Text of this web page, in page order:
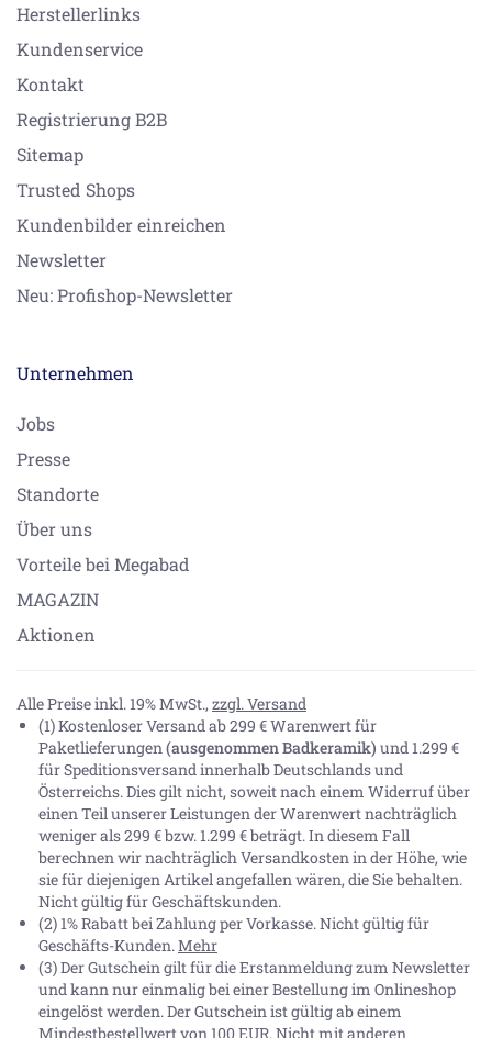
Herstellerlinks
Kundenservice
Kontakt
Registrierung B2B
Sitemap
Trusted Shops
Kundenbilder einreichen
Newsletter
Neu: Profishop-Newsletter
Unternehmen
Jobs
Presse
Standorte
Über uns
Vorteile bei Megabad
MAGAZIN
Aktionen
Alle Preise inkl. 19% MwSt., zzgl. Versand
(1) Kostenloser Versand ab 299 € Warenwert für
Paketlieferungen(ausgenommen Badkeramik) und 1.299 €
für Speditionsversand innerhalb Deutschlands und
Österreichs. Dies gilt nicht, soweit nach einem Widerruf über
einen Teil unserer Leistungen der Warenwert nachträglich
weniger als 299 € bzw. 1.299 € beträgt. In diesem Fall
berechnen wir nachträglich Versandkosten in der Höhe, wie
sie für diejenigen Artikel angefallen wären, die Sie behalten.
Nicht gültig für Geschäftskunden.
(2) 1% Rabatt bei Zahlung per Vorkasse. Nicht gültig für
Geschäfts-Kunden.Mehr
(3) Der Gutschein gilt für die Erstanmeldung zum Newsletter
und kann nur einmalig bei einer Bestellung im Onlineshop
eingelöst werden. Der Gutschein ist gültig ab einem
Mindestbestellwert von 100 EUR. Nicht mit anderen